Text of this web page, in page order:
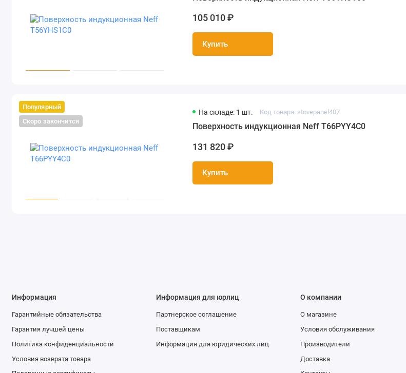
105 010 ₽
Купить
Популярный
Скоро закончится
На складе: 1 шт. Код товара: stovepanel407
Поверхность индукционная Neff T66PYY4C0
131 820 ₽
Купить
Информация
Гарантийные обязательства
Гарантия лучшей цены
Политика конфиденциальности
Условия возврата товара
Информация для юрлиц
Партнерское соглашение
Поставщикам
Информация для юридических лиц
О компании
О магазине
Условия обслуживания
Производители
Доставка